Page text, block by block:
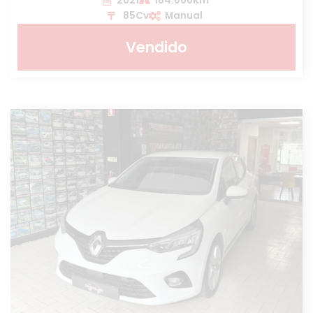
85Cv
Manual
Vendido